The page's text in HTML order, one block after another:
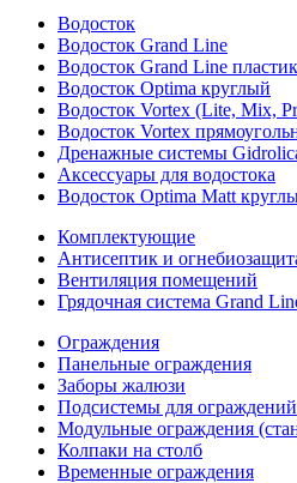
Водосток
Водосток Grand Line
Водосток Grand Line
Водосток Optima круглый
Водосток Vortex (Lite, Mix,
Водосток Vortex
Дренажные системы
Аксессуары для водостока
Водосток Optima Matt
Комплектующие
Антисептик и
Вентиляция помещений
Грядочная система Grand
Ограждения
Панельные ограждения
Заборы жалюзи
Подсистемы для ограждений
Модульные ограждения
Колпаки на столб
Временные ограждения